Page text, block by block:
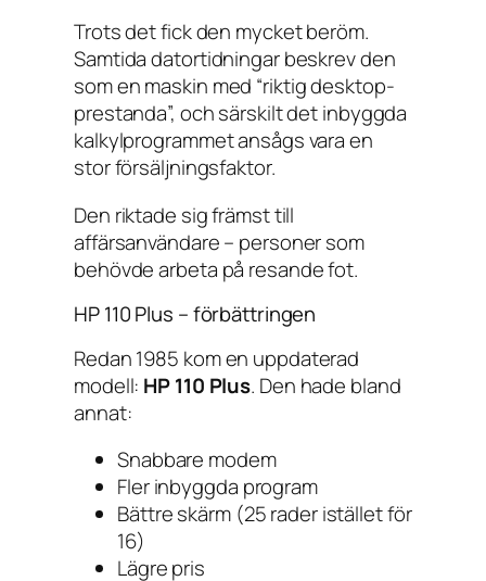
Trots det fick den mycket beröm.
Samtida datortidningar beskrev den
som en maskin med “riktig desktop-
prestanda”, och särskilt det inbyggda
kalkylprogrammet ansågs vara en
stor försäljningsfaktor.
Den riktade sig främst till
affärsanvändare – personer som
behövde arbeta på resande fot.
HP 110 Plus – förbättringen
Redan 1985 kom en uppdaterad
modell: HP 110 Plus. Den hade bland
annat:
Snabbare modem
Fler inbyggda program
Bättre skärm (25 rader istället för
16)
Lägre pris